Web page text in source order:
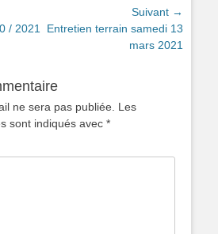
/ 2021
Suivant →
Entretien terrain samedi 13
mars 2021
ne sera pas publiée.
Les
sont indiqués avec *